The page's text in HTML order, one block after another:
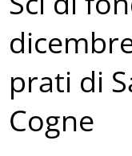
prati di
Cogne